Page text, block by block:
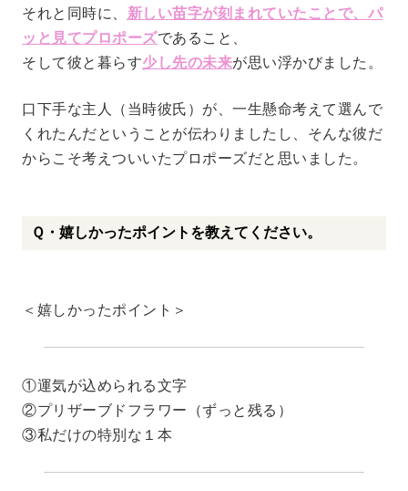
それと同時に、 新しい苗字が刻まれていたことで、パ
ッと見てプロポーズであること、
そして彼と暮らす少し先の未来が思い浮かびました。
口下手な主人（当時彼氏）が、一生懸命考えて選んで
くれたんだということが伝わりましたし、そんな彼だ
からこそ考えついいたプロポーズだと思いました。
Ｑ・嬉しかったポイントを教えてください。
＜嬉しかったポイント＞
①運気が込められる文字
②プリザーブドフラワー（ずっと残る）
③私だけの特別な１本